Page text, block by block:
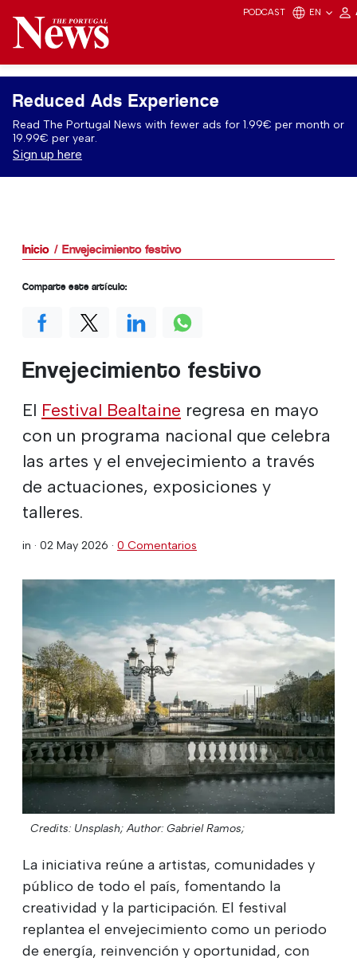
PODCAST EN
Reduced Ads Experience
Read The Portugal News with fewer ads for 1.99€ per month or
19.99€ per year.
Sign up here
Inicio Envejecimiento festivo
Envejecimiento festivo
El Festival Bealtaine regresa en mayo
con un programa nacional que celebra
las artes y el envejecimiento a través
de actuaciones, exposiciones y
talleres.
in · 02 May 2026 · 0 Comentarios
Credits: Unsplash; Author: Gabriel Ramos;
La iniciativa reúne a artistas, comunidades y
público de todo el país, fomentando la
creatividad y la participación. El festival
replantea el envejecimiento como un periodo
de energía, reinvención y oportunidad, con
Comparte este artículo: